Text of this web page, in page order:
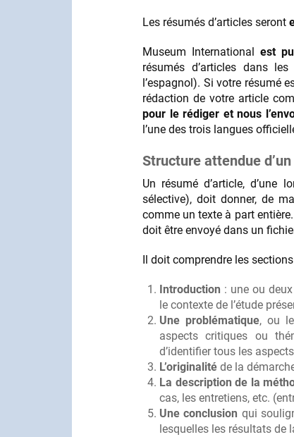
Les résumés d’articles seront
Museum International est
résumés d’articles dans
l’espagnol). Si votre résumé
rédaction de votre article
pour le rédiger et nous
l’une des trois langues
Structure attendue
Un résumé d’article, d’une
sélective), doit donner, de
comme un texte à part
doit être envoyé dans un
Il doit comprendre les
Introduction : une ou
le contexte de l’étude
Une problématique, ou
aspects critiques ou
d’identifier tous les
L’originalité de la
La description de la
cas, les entretiens, etc.
Une conclusion qui
lesquelles les résultats de